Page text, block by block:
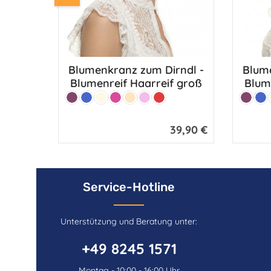
Produkt Anzahl: Gib den
Blumenkranz zum Dirndl -
Blumenreif Haarreif groß
Farbe:
BeereBlauCremePinkPuderRosaRot
Regulärer Preis:
39,90 €
Farbe:
Beere
Service-Hotline
Unterstützung und Beratung unter:
+49 8245 1571